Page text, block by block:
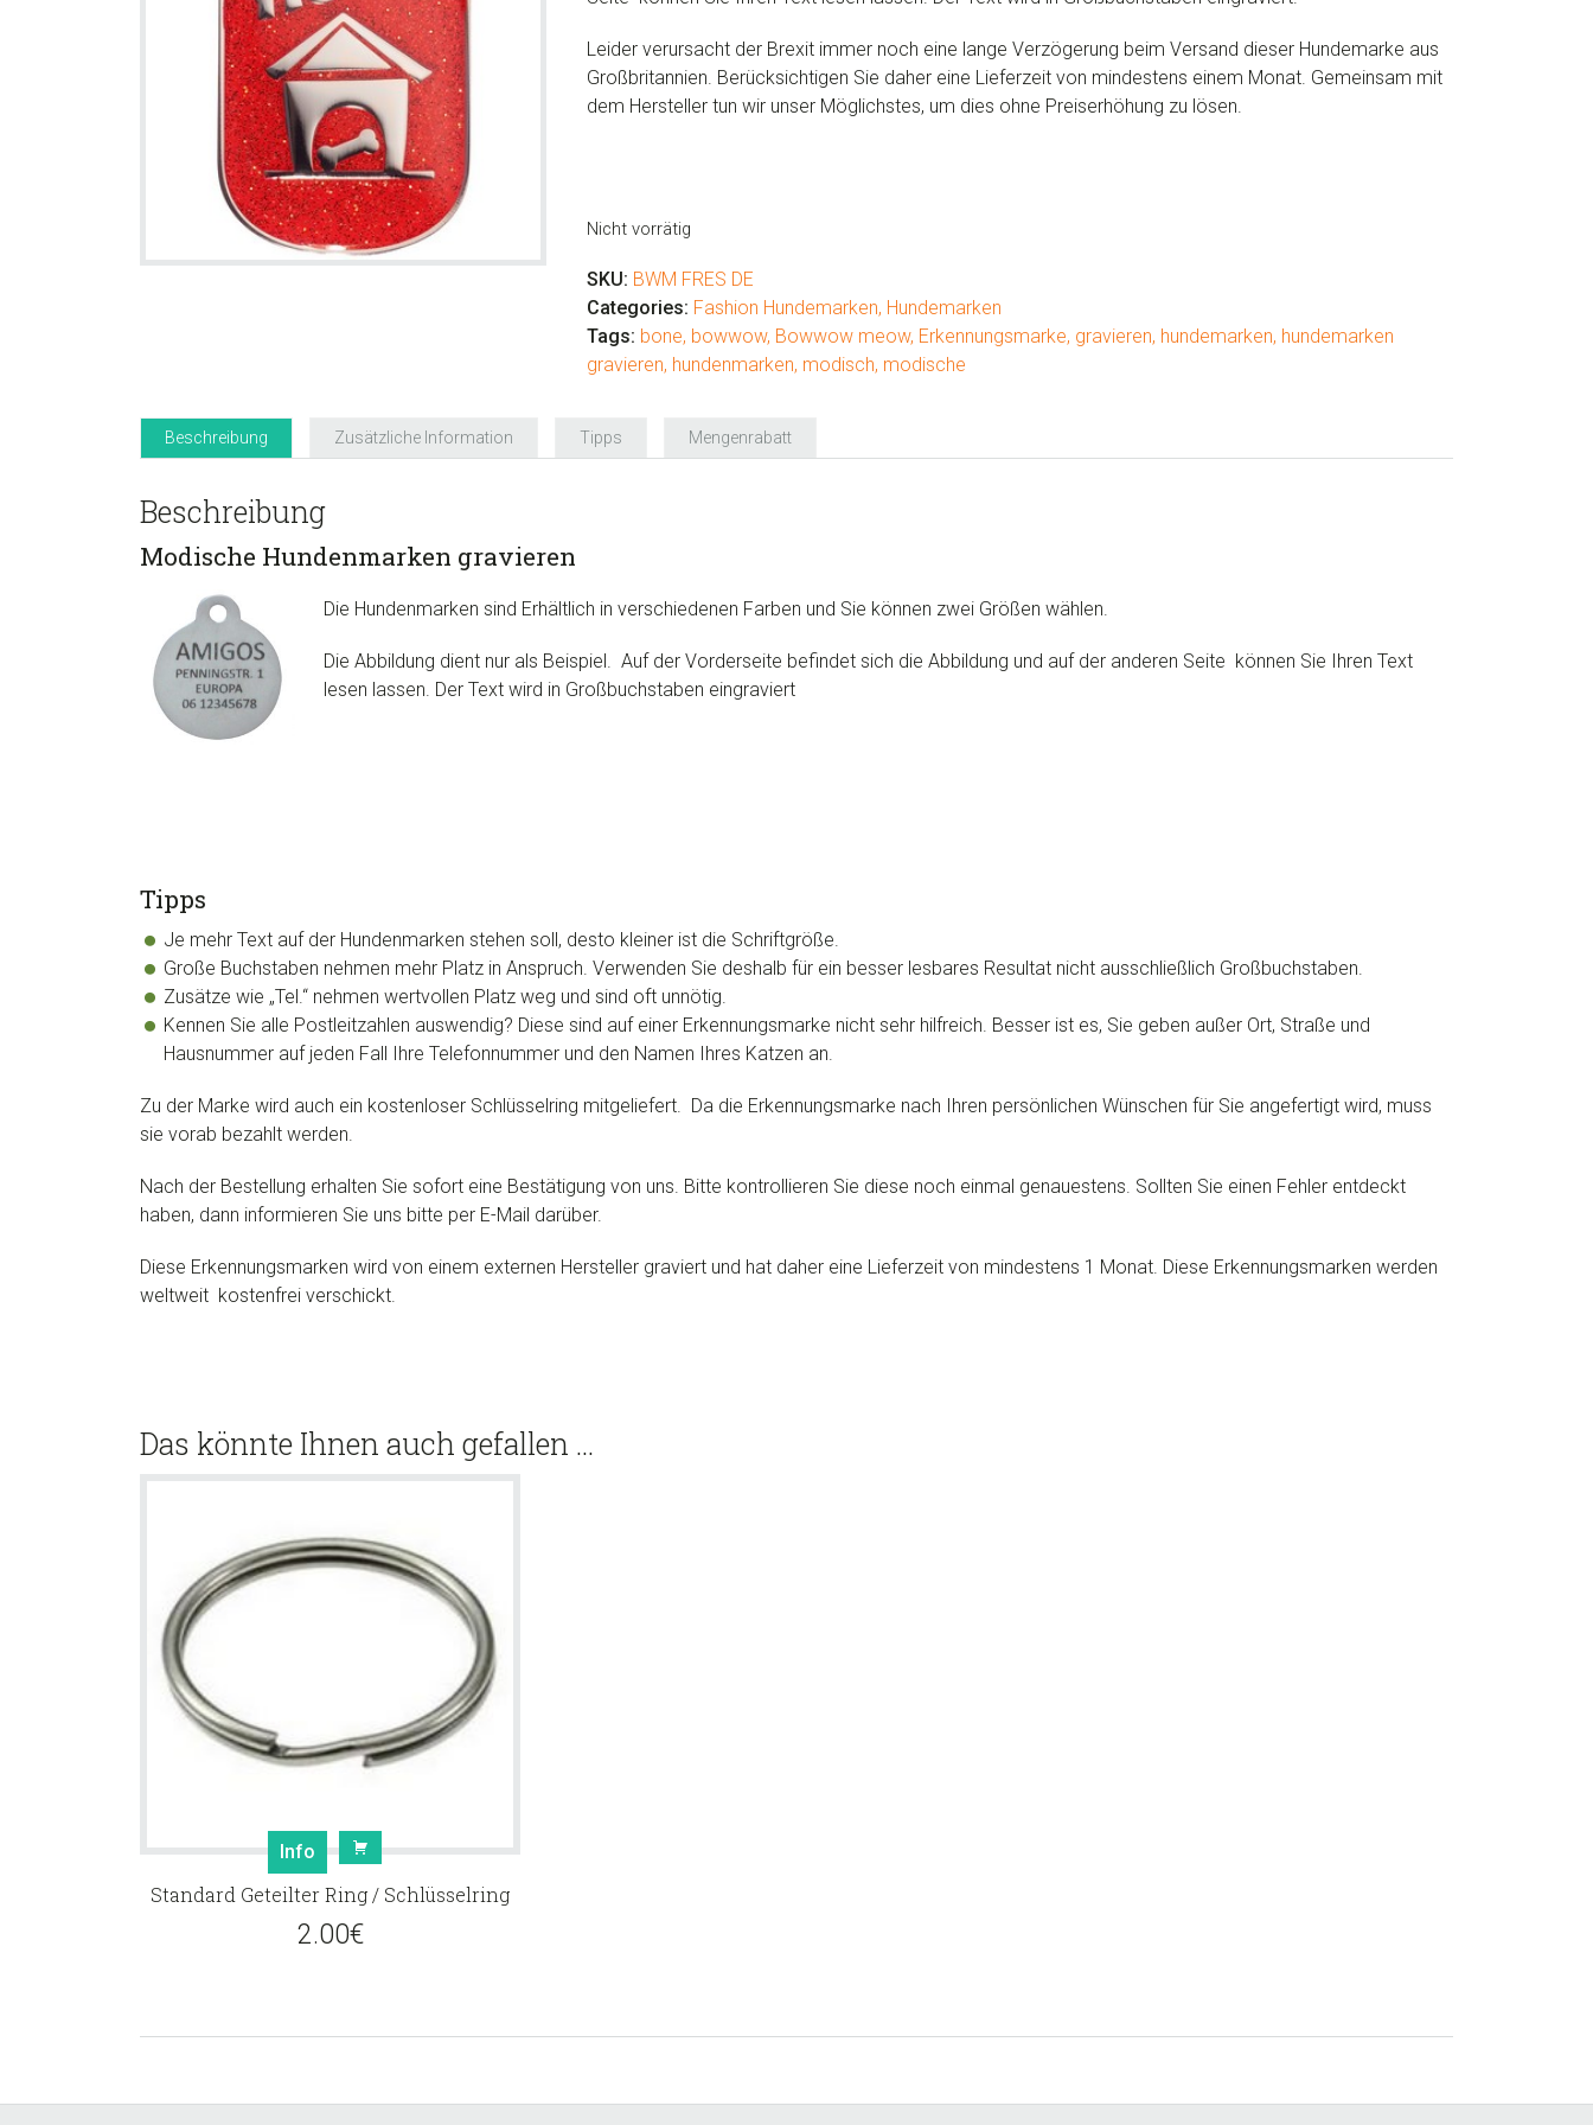
Leider verursacht der Brexit immer noch eine lange Verzögerung beim Versand dieser Hundemarke aus
Großbritannien. Berücksichtigen Sie daher eine Lieferzeit von mindestens einem Monat. Gemeinsam mit
dem Hersteller tun wir unser Möglichstes, um dies ohne Preiserhöhung zu lösen.
Nicht vorrätig
SKU: BWM FRES DE
Categories: Fashion Hundemarken, Hundemarken
Tags: bone, bowwow, Bowwow meow, Erkennungsmarke, gravieren, hundemarken, hundemarken
gravieren, hundenmarken, modisch, modische
Beschreibung Zusätzliche Information Tipps Mengenrabatt
Beschreibung
Modische Hundenmarken gravieren
Die Hundenmarken sind Erhältlich in verschiedenen Farben und Sie können zwei Größen wählen.
Die Abbildung dient nur als Beispiel. Auf der Vorderseite befindet sich die Abbildung und auf der anderen Seite können Sie Ihren Text
lesen lassen. Der Text wird in Großbuchstaben eingraviert
Tipps
Je mehr Text auf der Hundenmarken stehen soll, desto kleiner ist die Schriftgröße.
Große Buchstaben nehmen mehr Platz in Anspruch. Verwenden Sie deshalb für ein besser lesbares Resultat nicht ausschließlich Großbuchstaben.
Zusätze wie „Tel.“ nehmen wertvollen Platz weg und sind oft unnötig.
Kennen Sie alle Postleitzahlen auswendig? Diese sind auf einer Erkennungsmarke nicht sehr hilfreich. Besser ist es, Sie geben außer Ort, Straße und
Hausnummer auf jeden Fall Ihre Telefonnummer und den Namen Ihres Katzen an.
Zu der Marke wird auch ein kostenloser Schlüsselring mitgeliefert. Da die Erkennungsmarke nach Ihren persönlichen Wünschen für Sie angefertigt wird, muss
sie vorab bezahlt werden.
Nach der Bestellung erhalten Sie sofort eine Bestätigung von uns. Bitte kontrollieren Sie diese noch einmal genauestens. Sollten Sie einen Fehler entdeckt
haben, dann informieren Sie uns bitte per E-Mail darüber.
Diese Erkennungsmarken wird von einem externen Hersteller graviert und hat daher eine Lieferzeit von mindestens 1 Monat. Diese Erkennungsmarken werden
weltweit kostenfrei verschickt.
Das könnte Ihnen auch gefallen …
Info
Standard Geteilter Ring / Schlüsselring
2.00€